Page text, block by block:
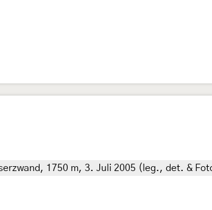
1750 m, 3. Juli 2005 (leg., det. &